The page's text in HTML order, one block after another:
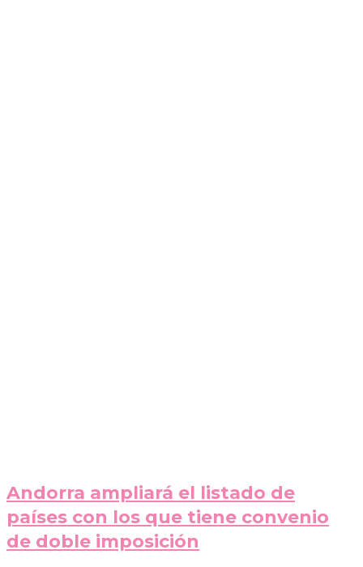
Andorra ampliará el listado de
países con los que tiene convenio
de doble imposición